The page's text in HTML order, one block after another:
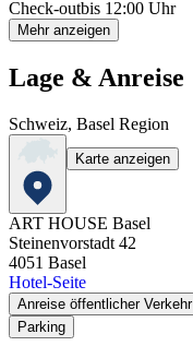
Check-outbis 12:00 Uhr
Mehr anzeigen
Lage & Anreise
Schweiz, Basel Region
Karte anzeigen
ART HOUSE Basel
Steinenvorstadt 42
4051 Basel
Hotel-Seite
Anreise öffentlicher Verkehr
Parking